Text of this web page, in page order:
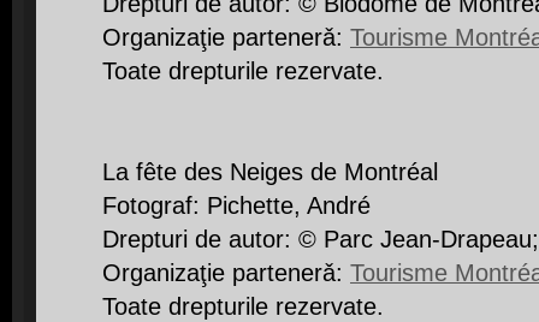
Organizaţie partenerǎ: Tourisme
Toate drepturile rezervate.
La fête des Neiges de Montréal
Fotograf: Pichette, André
Drepturi de autor: © Parc Jean-
Organizaţie partenerǎ: Tourisme
Toate drepturile rezervate.